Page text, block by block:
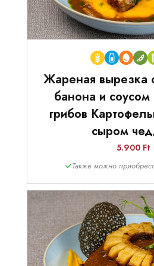
Жареная вырезка
банона и
грибов
сыром
5.900 Ft
Также можно